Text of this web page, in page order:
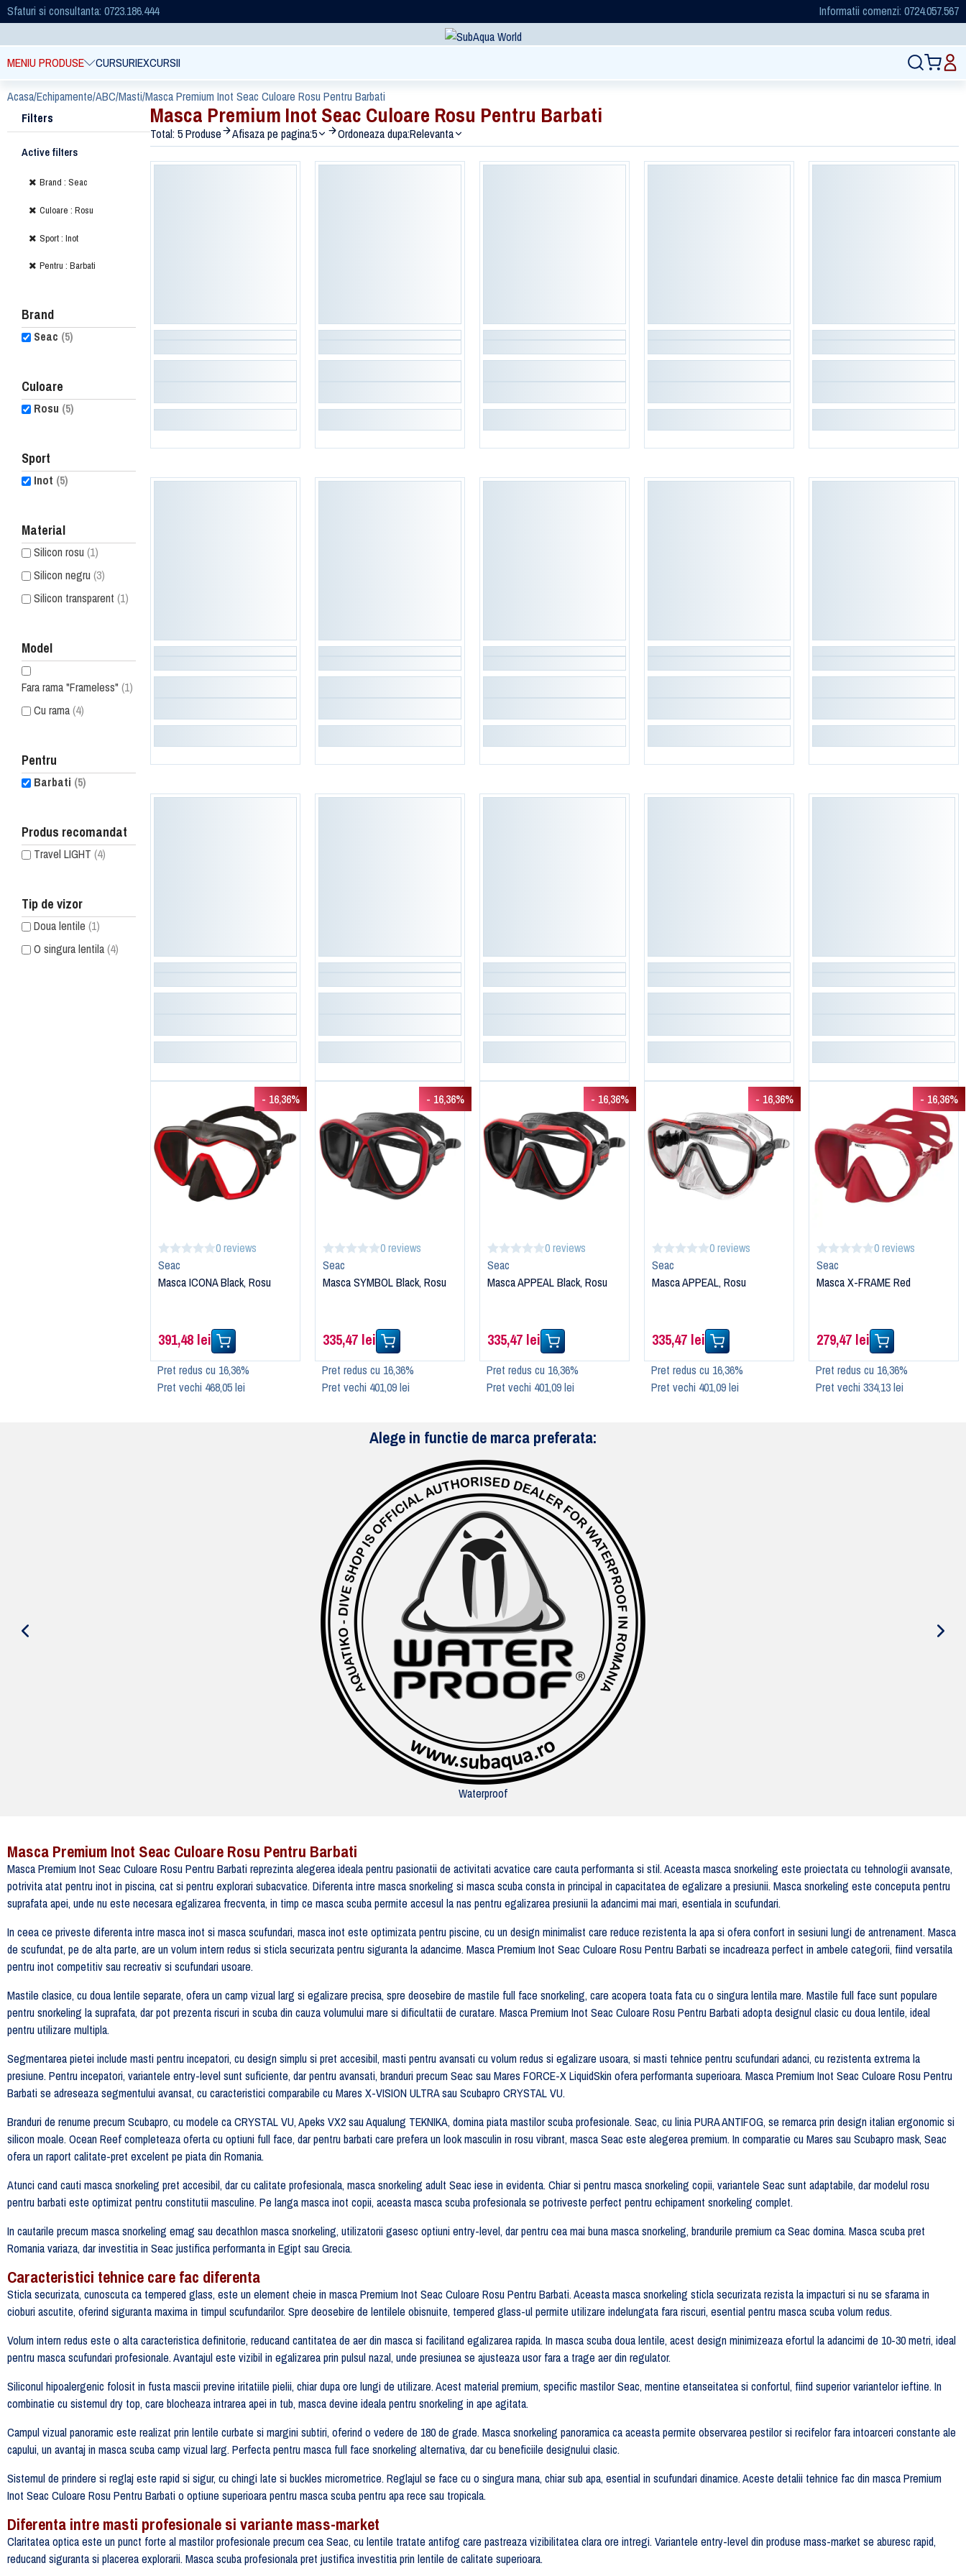
Sfaturi si consultanta: 0723.186.444 Informatii comenzi: 0724.057.567
MENIU PRODUSE CURSURIEXCURSII
Acasa/Echipamente/ABC/Masti/Masca Premium Inot Seac Culoare Rosu Pentru Barbati
Filters
Active filters
Brand : Seac
Culoare : Rosu
Sport : Inot
Pentru : Barbati
Brand
Seac (5)
Culoare
Rosu (5)
Sport
Inot (5)
Material
Silicon rosu (1)
Silicon negru (3)
Silicon transparent (1)
Model
Fara rama "Frameless" (1)
Cu rama(4)
Pentru
Barbati (5)
Produs recomandat
Travel LIGHT (4)
Tip de vizor
Doua lentile (1)
O singura lentila(4)
Masca Premium Inot Seac Culoare Rosu Pentru Barbati
Total: 5 Produse Afisaza pe pagina:5 Ordoneaza dupa:Relevanta
- 16,36%
0 reviews
Seac
Masca ICONA Black, Rosu
391,48 lei
Pret redus cu 16,36%
Pret vechi 468,05 lei
- 16,36%
0 reviews
Seac
Masca SYMBOL Black, Rosu
335,47 lei
Pret redus cu 16,36%
Pret vechi 401,09 lei
- 16,36%
0 reviews
Seac
Masca APPEAL Black, Rosu
335,47 lei
Pret redus cu 16,36%
Pret vechi 401,09 lei
- 16,36%
0 reviews
Seac
Masca APPEAL, Rosu
335,47 lei
Pret redus cu 16,36%
Pret vechi 401,09 lei
- 16,36%
0 reviews
Seac
Masca X-FRAME Red
279,47 lei
Pret redus cu 16,36%
Pret vechi 334,13 lei
Alege in functie de marca preferata:
Waterproof
Masca Premium Inot Seac Culoare Rosu Pentru Barbati
Masca Premium Inot Seac Culoare Rosu Pentru Barbati reprezinta alegerea ideala pentru pasionatii de activitati acvatice care cauta performanta si stil. Aceasta masca snorkeling este proiectata cu tehnologii avansate,
potrivita atat pentru inot in piscina, cat si pentru explorari subacvatice. Diferenta intre masca snorkeling si masca scuba consta in principal in capacitatea de egalizare a presiunii. Masca snorkeling este conceputa pentru
suprafata apei, unde nu este necesara egalizarea frecventa, in timp ce masca scuba permite accesul la nas pentru egalizarea presiunii la adancimi mai mari, esentiala in scufundari.
In ceea ce priveste diferenta intre masca inot si masca scufundari, masca inot este optimizata pentru piscine, cu un design minimalist care reduce rezistenta la apa si ofera confort in sesiuni lungi de antrenament. Masca
de scufundat, pe de alta parte, are un volum intern redus si sticla securizata pentru siguranta la adancime. Masca Premium Inot Seac Culoare Rosu Pentru Barbati se incadreaza perfect in ambele categorii, fiind versatila
pentru inot competitiv sau recreativ si scufundari usoare.
Mastile clasice, cu doua lentile separate, ofera un camp vizual larg si egalizare precisa, spre deosebire de mastile full face snorkeling, care acopera toata fata cu o singura lentila mare. Mastile full face sunt populare
pentru snorkeling la suprafata, dar pot prezenta riscuri in scuba din cauza volumului mare si dificultatii de curatare. Masca Premium Inot Seac Culoare Rosu Pentru Barbati adopta designul clasic cu doua lentile, ideal
pentru utilizare multipla.
Segmentarea pietei include masti pentru incepatori, cu design simplu si pret accesibil, masti pentru avansati cu volum redus si egalizare usoara, si masti tehnice pentru scufundari adanci, cu rezistenta extrema la
presiune. Pentru incepatori, variantele entry-level sunt suficiente, dar pentru avansati, branduri precum Seac sau Mares FORCE-X LiquidSkin ofera performanta superioara. Masca Premium Inot Seac Culoare Rosu Pentru
Barbati se adreseaza segmentului avansat, cu caracteristici comparabile cu Mares X-VISION ULTRA sau Scubapro CRYSTAL VU.
Branduri de renume precum Scubapro, cu modele ca CRYSTAL VU, Apeks VX2 sau Aqualung TEKNIKA, domina piata mastilor scuba profesionale. Seac, cu linia PURA ANTIFOG, se remarca prin design italian ergonomic si
silicon moale. Ocean Reef completeaza oferta cu optiuni full face, dar pentru barbati care prefera un look masculin in rosu vibrant, masca Seac este alegerea premium. In comparatie cu Mares sau Scubapro mask, Seac
ofera un raport calitate-pret excelent pe piata din Romania.
Atunci cand cauti masca snorkeling pret accesibil, dar cu calitate profesionala, masca snorkeling adult Seac iese in evidenta. Chiar si pentru masca snorkeling copii, variantele Seac sunt adaptabile, dar modelul rosu
pentru barbati este optimizat pentru constitutii masculine. Pe langa masca inot copii, aceasta masca scuba profesionala se potriveste perfect pentru echipament snorkeling complet.
In cautarile precum masca snorkeling emag sau decathlon masca snorkeling, utilizatorii gasesc optiuni entry-level, dar pentru cea mai buna masca snorkeling, brandurile premium ca Seac domina. Masca scuba pret
Romania variaza, dar investitia in Seac justifica performanta in Egipt sau Grecia.
Caracteristici tehnice care fac diferenta
Sticla securizata, cunoscuta ca tempered glass, este un element cheie in masca Premium Inot Seac Culoare Rosu Pentru Barbati. Aceasta masca snorkeling sticla securizata rezista la impacturi si nu se sfarama in
cioburi ascutite, oferind siguranta maxima in timpul scufundarilor. Spre deosebire de lentilele obisnuite, tempered glass-ul permite utilizare indelungata fara riscuri, esential pentru masca scuba volum redus.
Volum intern redus este o alta caracteristica definitorie, reducand cantitatea de aer din masca si facilitand egalizarea rapida. In masca scuba doua lentile, acest design minimizeaza efortul la adancimi de 10-30 metri, ideal
pentru masca scufundari profesionale. Avantajul este vizibil in egalizarea prin pulsul nazal, unde presiunea se ajusteaza usor fara a trage aer din regulator.
Siliconul hipoalergenic folosit in fusta mascii previne iritatiile pielii, chiar dupa ore lungi de utilizare. Acest material premium, specific mastilor Seac, mentine etanseitatea si confortul, fiind superior variantelor ieftine. In
combinatie cu sistemul dry top, care blocheaza intrarea apei in tub, masca devine ideala pentru snorkeling in ape agitata.
Campul vizual panoramic este realizat prin lentile curbate si margini subtiri, oferind o vedere de 180 de grade. Masca snorkeling panoramica ca aceasta permite observarea pestilor si recifelor fara intoarceri constante ale
capului, un avantaj in masca scuba camp vizual larg. Perfecta pentru masca full face snorkeling alternativa, dar cu beneficiile designului clasic.
Sistemul de prindere si reglaj este rapid si sigur, cu chingi late si buckles micrometrice. Reglajul se face cu o singura mana, chiar sub apa, esential in scufundari dinamice. Aceste detalii tehnice fac din masca Premium
Inot Seac Culoare Rosu Pentru Barbati o optiune superioara pentru masca scuba pentru apa rece sau tropicala.
Diferenta intre masti profesionale si variante mass-market
Claritatea optica este un punct forte al mastilor profesionale precum cea Seac, cu lentile tratate antifog care pastreaza vizibilitatea clara ore intregi. Variantele entry-level din produse mass-market se aburesc rapid,
reducand siguranta si placerea explorarii. Masca scuba profesionala pret justifica investitia prin lentile de calitate superioara.